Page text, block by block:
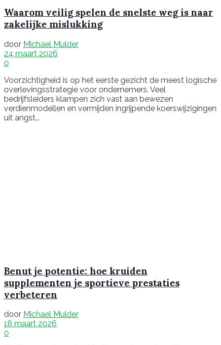
Waarom veilig spelen de snelste weg is naar
zakelijke mislukking
door Michael Mulder
24 maart 2026
0
Voorzichtigheid is op het eerste gezicht de meest logische
overlevingsstrategie voor ondernemers. Veel
bedrijfsleiders klampen zich vast aan bewezen
verdienmodellen en vermijden ingrijpende koerswijzigingen
uit angst...
Benut je potentie: hoe kruiden
supplementen je sportieve prestaties
verbeteren
door Michael Mulder
18 maart 2026
0